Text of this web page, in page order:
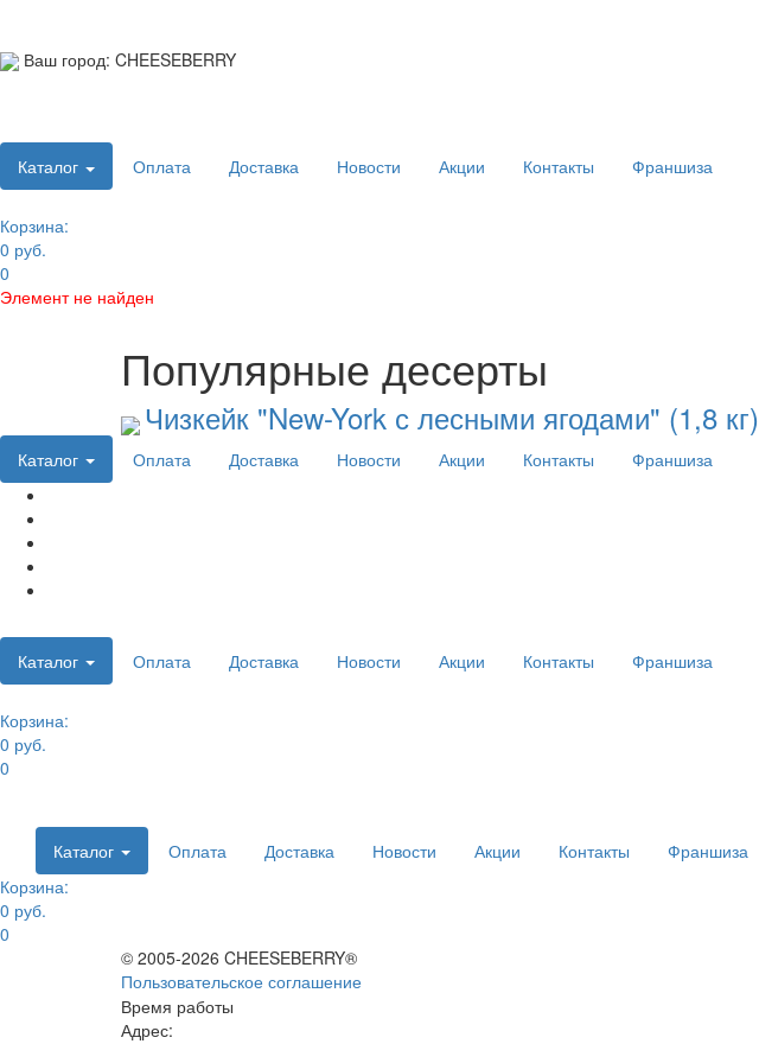
Ваш город: CHEESEBERRY
Каталог Оплата Доставка Новости Акции Контакты Франшиза
Корзина:
0 руб.
0
Элемент не найден
Популярные десерты
Чизкейк "New-York с лесными ягодами" (1,8 кг)
Каталог Оплата Доставка Новости Акции Контакты Франшиза
Каталог Оплата Доставка Новости Акции Контакты Франшиза
Корзина:
0 руб.
0
Каталог Оплата Доставка Новости Акции Контакты
Франшиза
Корзина:
0 руб.
0
© 2005-2026 CHEESEBERRY®
Пользовательское соглашение
Время работы
Адрес: